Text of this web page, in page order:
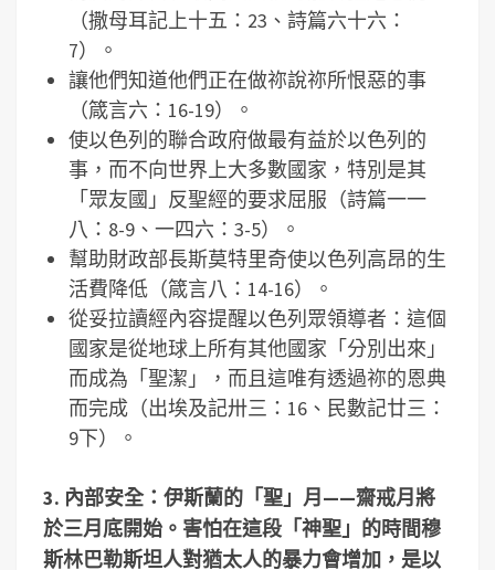
（撒母耳記上十五：23、詩篇六十六：
7）。
讓他們知道他們正在做祢說祢所恨惡的事
（箴言六：16-19）。
使以色列的聯合政府做最有益於以色列的
事，而不向世界上大多數國家，特別是其
「眾友國」反聖經的要求屈服（詩篇一一
八：8-9、一四六：3-5）。
幫助財政部長斯莫特里奇使以色列高昂的生
活費降低（箴言八：14-16）。
從妥拉讀經內容提醒以色列眾領導者：這個
國家是從地球上所有其他國家「分別出來」
而成為「聖潔」，而且這唯有透過祢的恩典
而完成（出埃及記卅三：16、民數記廿三：
9下）。
3. 內部安全：伊斯蘭的「聖」月——齋戒月將
於三月底開始。害怕在這段「神聖」的時間穆
斯林巴勒斯坦人對猶太人的暴力會增加，是以